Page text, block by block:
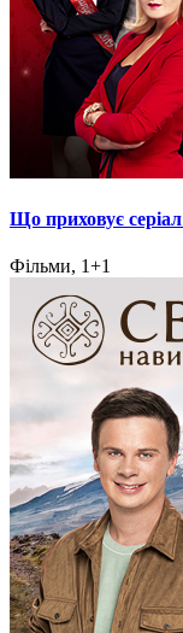
Що приховує
Фільми, 1+1